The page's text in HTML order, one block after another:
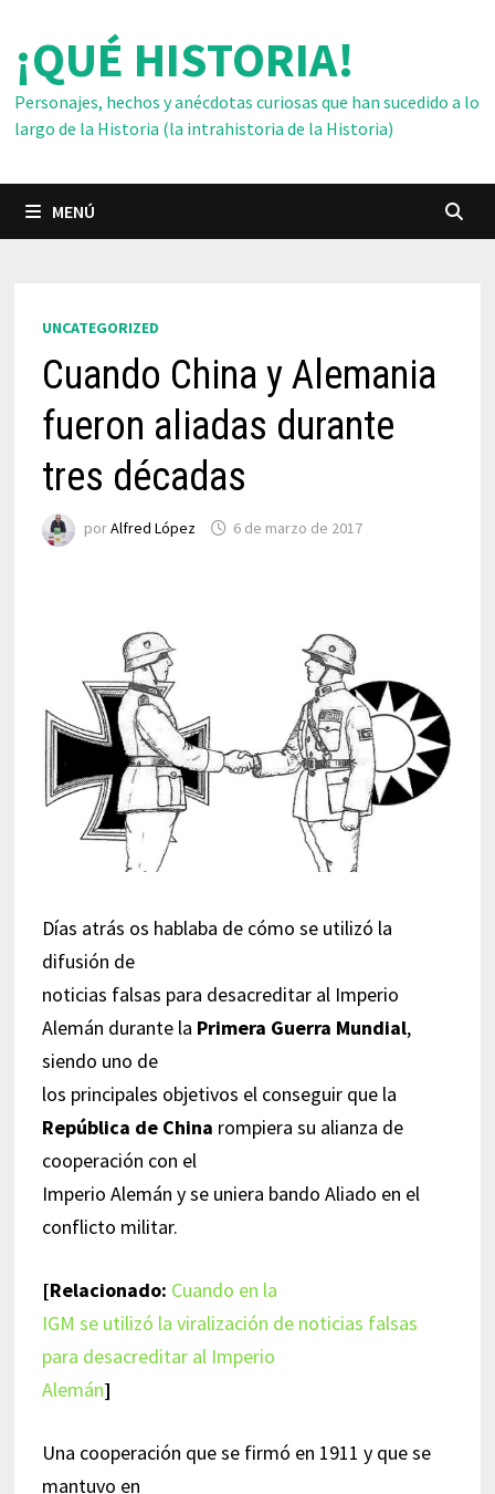
contenido
¡QUÉ HISTORIA!
Personajes, hechos y anécdotas curiosas que han sucedido a lo
largo de la Historia (la intrahistoria de la Historia)
MENÚ
UNCATEGORIZED
Cuando China y Alemania
fueron aliadas durante
tres décadas
porAlfred López 6 de marzo de 2017
Días atrás os hablaba de cómo se utilizó la
difusión de
noticias falsas para desacreditar al Imperio
Alemán durante la Primera Guerra Mundial,
siendo uno de
los principales objetivos el conseguir que la
República de China rompiera su alianza de
cooperación con el
Imperio Alemán y se uniera bando Aliado en el
conflicto militar.
[Relacionado: Cuando en la
IGM se utilizó la viralización de noticias falsas
para desacreditar al Imperio
Alemán]
Una cooperación que se firmó en 1911 y que se
mantuvo en